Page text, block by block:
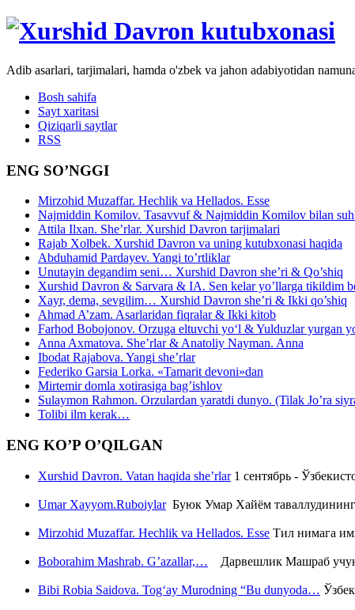
Adib asarlari, tarjimalari, hamda o'zbek va jahon adabiyotidan
Bosh sahifa
Sayt xaritasi
Qiziqarli saytlar
RSS
ENG SO’NGGI
Mirzohid Muzaffar. Hechlik va Hellados. Esse
Najmiddin Komilov. Tasavvuf & Najmiddin Komilov bilan
Attila Ilxan. She’rlar. Xurshid Davron tarjimalari
Rajab Xolbek. Xurshid Davron va uning kutubxonasi haqida
Abduhamid Pardayev. Yangi to’rtliklar
Unutayin degandim seni… Xurshid Davron she’ri & Qo’shiq
Xurshid Davron & Sarvara & IA. Sen kelar yo’llarga tikildim
Xayr, dema, sevgilim… Xurshid Davron she’ri & Ikki qo’shiq
Ahmad A’zam. Asarlaridan fiqralar & Ikki kitob
Farhod Bobojonov. Orzuga eltuvchi yo‘l & Yulduzlar yurgan
Anna Axmatova. She’rlar & Anatoliy Nayman. Anna
Ibodat Rajabova. Yangi she’rlar
Federiko Garsia Lorka. «Tamarit devoni»dan
Mirtemir domla xotirasiga bag’ishlov
Sulaymon Rahmon. Orzulardan yaratdi dunyo. (Tilak Jo’ra
Tolibi ilm kerak…
ENG KO’P O’QILGAN
Xurshid Davron. Vatan haqida she’rlar1 сентябрь -
Umar Xayyom.RuboiylarБуюк Умар Хайём таваллудининг
Mirzohid Muzaffar. Hechlik va Hellados. Esse Тил нимага
Boborahim Mashrab. G’azallar,… Дарвешлик Машраб учун
Bibi Robia Saidova. Tog‘ay Murodning “Bu dunyoda…